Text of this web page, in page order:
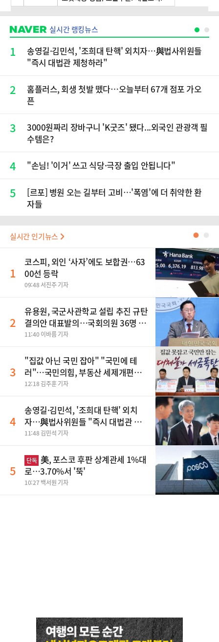
실시간 랭킹뉴스
1
송영길·김민석, '조희대 탄핵' 외치자…與법사위원들
"즉시 대법관 제청하라"
2
홈플러스, 회생 첫발 뗐다…오늘부터 67개 점포 가오
픈
3
3000원짜리 장바구니 'K굿즈' 됐다...외국인 관광객 필
수템은?
4 "손님! '이거' 쓰고 식당·극장 출입 안됩니다"
5
[르포] 병원 오는 길부터 고비…'폭염'에 더 취약한 환
자들
실시간 인기뉴스 ●
1
코스피, 외인 ‘사자’에도 보합권…63
00선 등락
09:48 서진주 기자
2
유용원, 국군사관학교 설립 추진 규탄
결의안 대표발의…국회의원 36명 동
참
11:40 이바름 기자
3
"집값 아닌 국민 잡아" "국민에 테
러"…국민의힘, 부동산 세제개편안
맹폭
12:18 김주훈 기자
4
송영길·김민석, '조희대 탄핵' 외치
자…與법사위원들 "즉시 대법관 제
청하라"
11:48 김민석 기자
5
단독 美, 포스코 후판 상계관세 1%대
로…3.70%서 '뚝'
10:27 백서원 기자